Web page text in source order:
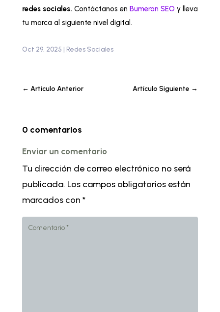
redes sociales. Contáctanos en Bumeran SEO y lleva
tu marca al siguiente nivel digital.
Oct 29, 2025 | Redes Sociales
← Artículo Anterior Artículo Siguiente →
0 comentarios
Enviar un comentario
Tu dirección de correo electrónico no será
publicada. Los campos obligatorios están
marcados con *